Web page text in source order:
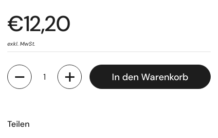
€12,20
exkl. MwSt.
Anzahl
In den Warenkorb
Teilen